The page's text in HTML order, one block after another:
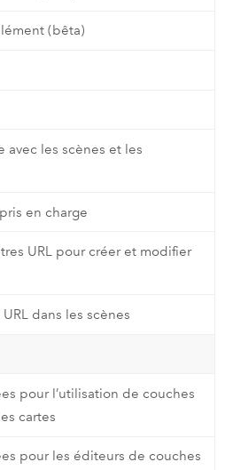
(bêta)
avec les scènes et les
en charge
URL pour créer et modifier
dans les scènes
pour l’utilisation de couches
cartes
pour les éditeurs de couches